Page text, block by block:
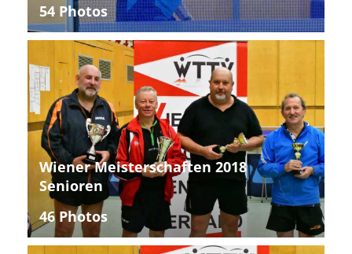
54 Photos
Wiener Meisterschaften 2018
Senioren
46 Photos